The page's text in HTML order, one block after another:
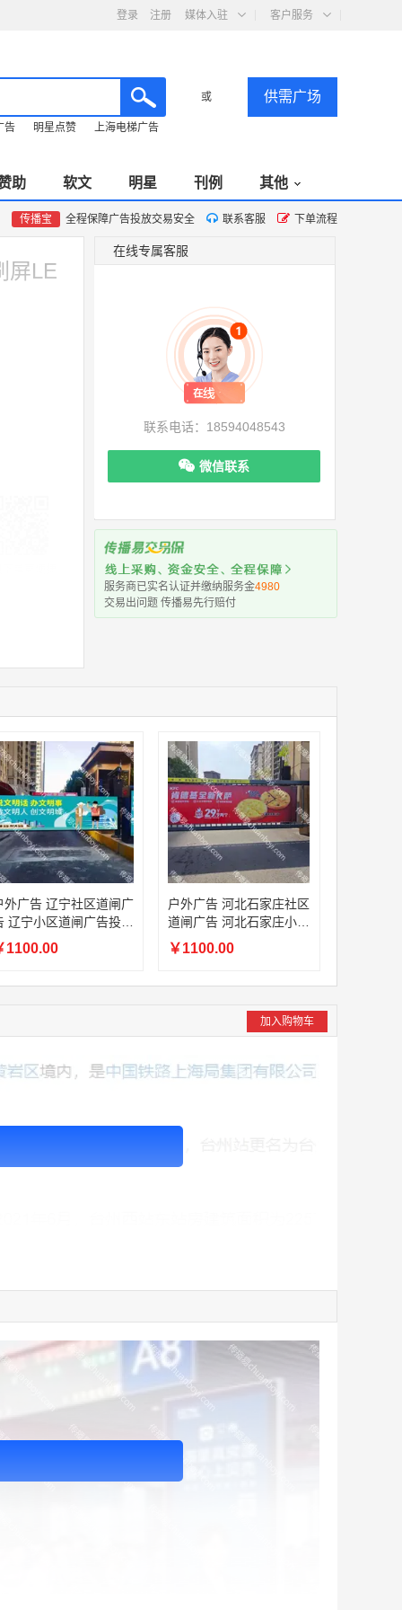
登录 注册 媒体入驻 客户服务
或 供需广场
告 明星点赞 上海电梯广告
助 软文 明星 刊例 其他
传播宝 全程保障广告投放交易安全 联系客服 下单流程
屏LE
在线专属客服
联系电话：18594048543
微信联系
服务商已实名认证并缴纳服务金4980
交易出问题 传播易先行赔付
外广告 辽宁社区道闸广
辽宁小区道闸广告投放
1100.00
户外广告 河北石家庄社区
道闸广告 河北石家庄小区
道闸广告投放价格
￥1100.00
加入购物车